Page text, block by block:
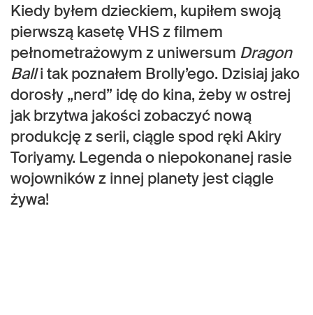
Kiedy byłem dzieckiem, kupiłem swoją
pierwszą kasetę VHS z filmem
pełnometrażowym z uniwersum Dragon
Balli tak poznałem Brolly’ego. Dzisiaj jako
dorosły „nerd” idę do kina, żeby w ostrej
jak brzytwa jakości zobaczyć nową
produkcję z serii, ciągle spod ręki Akiry
Toriyamy. Legenda o niepokonanej rasie
wojowników z innej planety jest ciągle
żywa!